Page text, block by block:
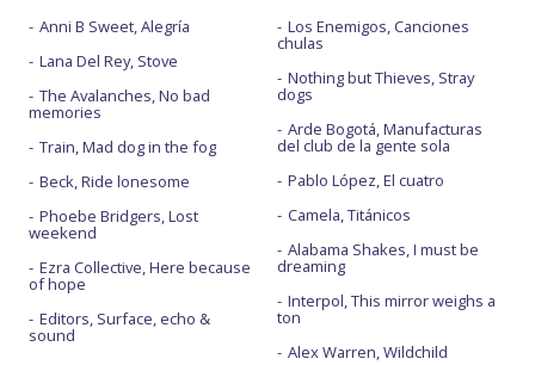
Anni B Sweet, Alegría
Lana Del Rey, Stove
The Avalanches, No bad
memories
Train, Mad dog in the fog
Beck, Ride lonesome
Phoebe Bridgers, Lost
weekend
Ezra Collective, Here because
of hope
Editors, Surface, echo &
sound
Los Enemigos, Canciones
chulas
Nothing but Thieves, Stray
dogs
Arde Bogotá, Manufacturas
del club de la gente sola
Pablo López, El cuatro
Camela, Titánicos
Alabama Shakes, I must be
dreaming
Interpol, This mirror weighs a
ton
Alex Warren, Wildchild